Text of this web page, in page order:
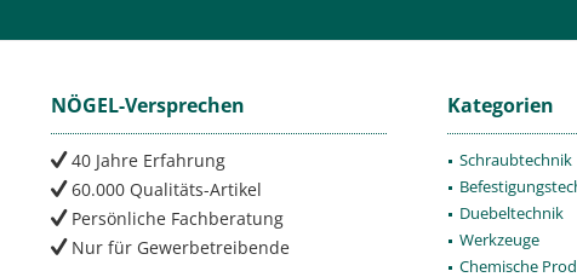
NÖGEL-Versprechen
40 Jahre Erfahrung
60.000 Qualitäts-Artikel
Persönliche Fachberatung
Nur für Gewerbetreibende
Kategorien
Schraubtechnik
Duebeltechnik
Werkzeuge
Chemische